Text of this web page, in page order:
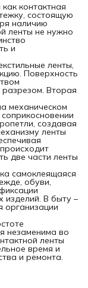
контактная
состоящую
наличию
ленты не нужно
и
ленты,
Поверхность
Вторая
механическом
создавая
ленты
две части ленты
самоклеящаяся
обуви,
изделий. В быту –
организации
незаменима во
ленты
время и
и ремонта.